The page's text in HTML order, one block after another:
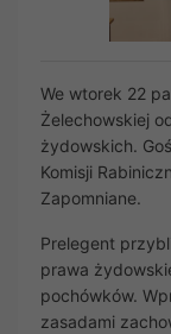
We wtorek 22
Żelechowskiej
żydowskich.
Komisji
Zapomniane.
Prelegent
prawa
pochówków.
zasadami